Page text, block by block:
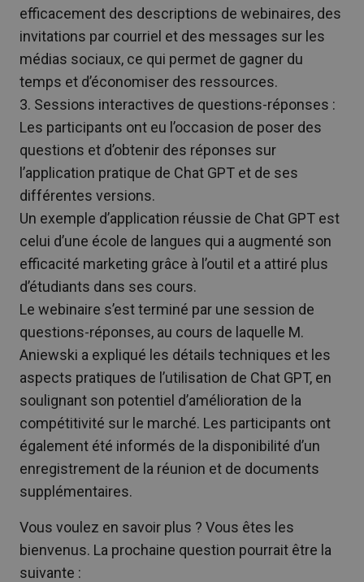
efficacement des descriptions de webinaires, des
invitations par courriel et des messages sur les
médias sociaux, ce qui permet de gagner du
temps et d’économiser des ressources.
3. Sessions interactives de questions-réponses :
Les participants ont eu l’occasion de poser des
questions et d’obtenir des réponses sur
l’application pratique de Chat GPT et de ses
différentes versions.
Un exemple d’application réussie de Chat GPT est
celui d’une école de langues qui a augmenté son
efficacité marketing grâce à l’outil et a attiré plus
d’étudiants dans ses cours.
Le webinaire s’est terminé par une session de
questions-réponses, au cours de laquelle M.
Aniewski a expliqué les détails techniques et les
aspects pratiques de l’utilisation de Chat GPT, en
soulignant son potentiel d’amélioration de la
compétitivité sur le marché. Les participants ont
également été informés de la disponibilité d’un
enregistrement de la réunion et de documents
supplémentaires.
Vous voulez en savoir plus ? Vous êtes les
bienvenus. La prochaine question pourrait être la
suivante :